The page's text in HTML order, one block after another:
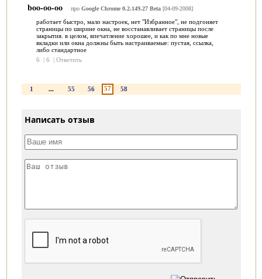
boo-oo-oo про Google Chrome 0.2.149.27 Beta[04-09-2008]
работает быстро, мало настроек, нет "Избранное", не подгоняет
страницы по ширине окна, не восстанавливает страницы после
закрытия. в целом, впечатление хорошее, и как по мне новые
вкладки или окна должны быть настраиваемые: пустая, ссылка,
либо стандартное
6
| 6 | Ответить
1 ... 55 56 57 58
Написать отзыв